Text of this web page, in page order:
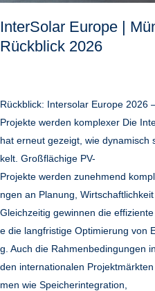
InterSolar Europe |
Rückblick 2026
Rückblick: Intersolar Europe 2026
Projekte werden komplexer Die
hat erneut gezeigt, wie dynamisch
kelt. Großflächige PV-
Projekte werden zunehmend
ngen an Planung,
Gleichzeitig gewinnen die
e die langfristige Optimierung von
g. Auch die Rahmenbedingungen in
den internationalen
men wie Speicherintegration,